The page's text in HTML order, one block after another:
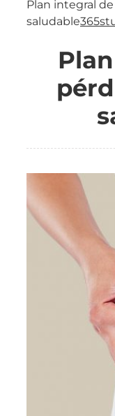
Plan integral
saludable